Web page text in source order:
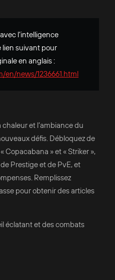
l’intelligence
lien suivant pour
en anglais :
news/1236661.html
et l’ambiance du
défis. Débloquez de
Copacabana » et « Striker »,
Prestige et de PvE, et
Remplissez
pour obtenir des articles
éclatant et des combats